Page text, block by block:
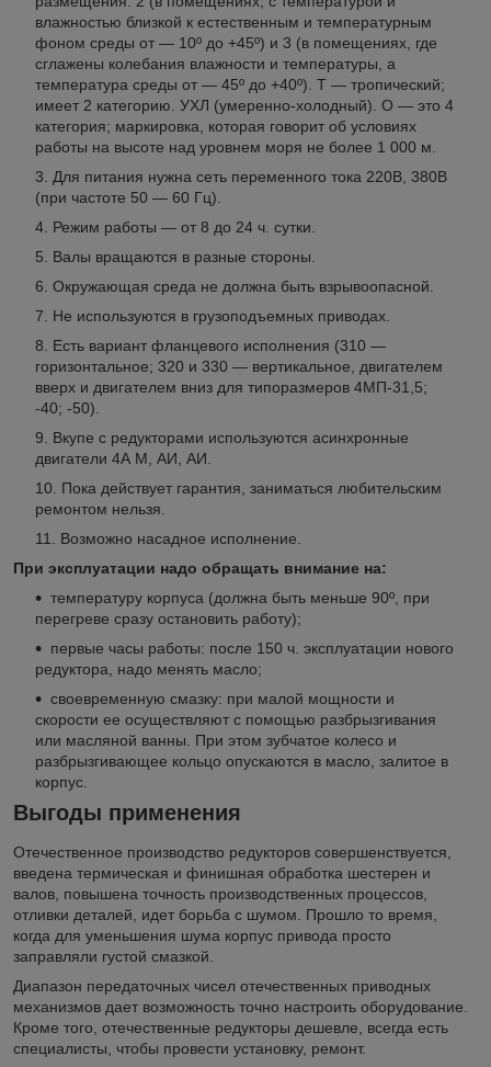
влажностью близкой к естественным и температурным
фоном среды от — 10º до +45º) и 3 (в помещениях, где
сглажены колебания влажности и температуры, а
температура среды от — 45º до +40º). Т — тропический;
имеет 2 категорию. УХЛ (умеренно-холодный). О — это 4
категория; маркировка, которая говорит об условиях
работы на высоте над уровнем моря не более 1 000 м.
Для питания нужна сеть переменного тока 220В, 380В
(при частоте 50 — 60 Гц).
Режим работы — от 8 до 24 ч. сутки.
Валы вращаются в разные стороны.
Окружающая среда не должна быть взрывоопасной.
Не используются в грузоподъемных приводах.
Есть вариант фланцевого исполнения (310 —
горизонтальное; 320 и 330 — вертикальное, двигателем
вверх и двигателем вниз для типоразмеров 4МП-31,5;
-40; -50).
Вкупе с редукторами используются асинхронные
двигатели 4А М, АИ, АИ.
Пока действует гарантия, заниматься любительским
ремонтом нельзя.
Возможно насадное исполнение.
При эксплуатации надо обращать внимание на:
температуру корпуса (должна быть меньше 90º, при
перегреве сразу остановить работу);
первые часы работы: после 150 ч. эксплуатации нового
редуктора, надо менять масло;
своевременную смазку: при малой мощности и
скорости ее осуществляют с помощью разбрызгивания
или масляной ванны. При этом зубчатое колесо и
разбрызгивающее кольцо опускаются в масло, залитое в
корпус.
Выгоды применения
Отечественное производство редукторов совершенствуется,
введена термическая и финишная обработка шестерен и
валов, повышена точность производственных процессов,
отливки деталей, идет борьба с шумом. Прошло то время,
когда для уменьшения шума корпус привода просто
заправляли густой смазкой.
Диапазон передаточных чисел отечественных приводных
механизмов дает возможность точно настроить оборудование.
Кроме того, отечественные редукторы дешевле, всегда есть
специалисты, чтобы провести установку, ремонт.